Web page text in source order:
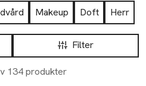
Makeup Doft
Herr
Filter
134 produkter